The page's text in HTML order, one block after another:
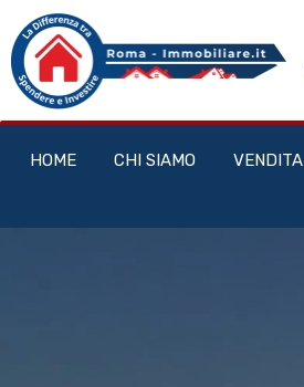
HOME CHI SIAMO VENDITA